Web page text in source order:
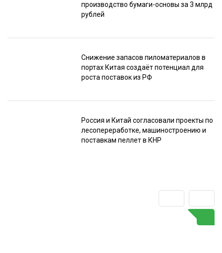
производство бумаги-основы за 3 млрд
рублей
Снижение запасов пиломатериалов в
портах Китая создаёт потенциал для
роста поставок из РФ
Россия и Китай согласовали проекты по
лесопереработке, машиностроению и
поставкам пеллет в КНР